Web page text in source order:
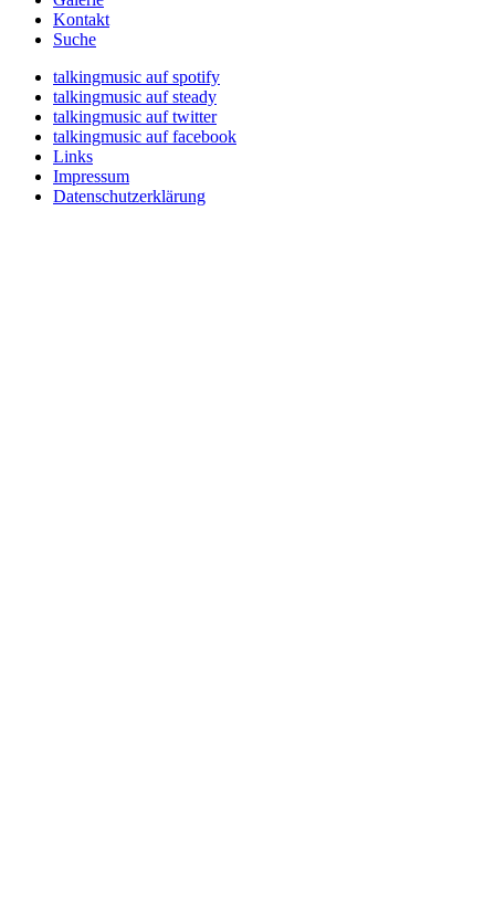
Kontakt
Suche
talkingmusic auf spotify
talkingmusic auf steady
talkingmusic auf twitter
talkingmusic auf facebook
Links
Impressum
Datenschutzerklärung